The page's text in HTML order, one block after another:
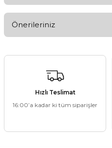
Önerileriniz
Bu ürünün fiyat bilgisi, resim,
konularda yetersiz gördüğünüz
kullanarak tarafımıza
Ürün resmi kalitesiz, bozuk
Hızlı Teslimat
16:00’a kadar ki tüm siparişler